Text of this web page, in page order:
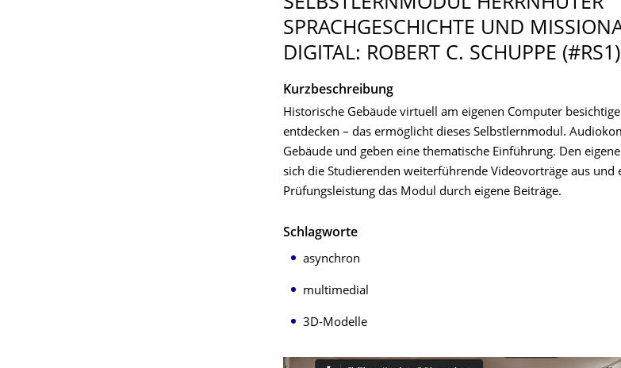
SELBSTLERNMODUL HERRNHUTER
SPRACHGESCHICH­TE UND
DIGITAL: ROBERT C. SCHUPPE (#RS1)
Kurzbeschreibung
Historische Gebäude virtuell am eigenen Computer
entdecken – das ermöglicht dieses Selbstlernmodul.
Gebäude und geben eine thematische Einführung. Den
sich die Studierenden weiterführende Videovorträge aus und
Prüfungsleistung das Modul durch eigene Beiträge.
Schlagworte
asynchron
multimedial
3D-Modelle